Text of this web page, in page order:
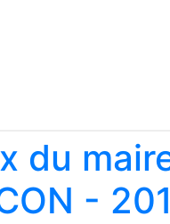
du
-